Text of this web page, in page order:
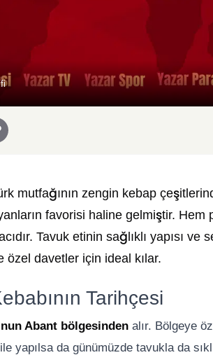
mutfağının zengin kebap
favorisi haline gelmiştir. Hem
Tavuk etinin sağlıklı yapısı
özel davetler için ideal kılar.
Tarihçesi
Abant bölgesinden alır. Bölgeye
yapılsa da günümüzde tavukla da